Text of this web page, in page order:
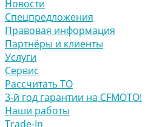
Новости
Спецпредложения
Правовая информация
Партнёры и клиенты
Услуги
Сервис
Рассчитать ТО
3-й год гарантии на CFMOTO!
Наши работы
Trade-In